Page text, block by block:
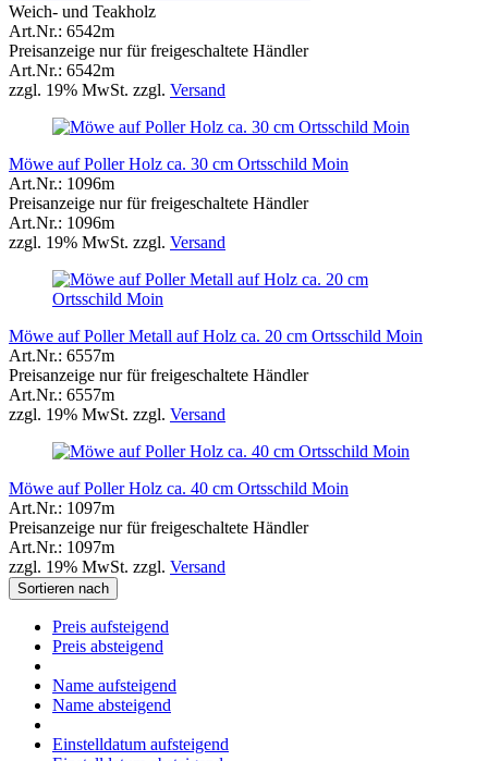
Weich- und Teakholz
Art.Nr.: 6542m
Preisanzeige nur für freigeschaltete Händler
Art.Nr.: 6542m
zzgl. 19% MwSt. zzgl. Versand
Möwe auf Poller Holz ca. 30 cm Ortsschild Moin
Art.Nr.: 1096m
Preisanzeige nur für freigeschaltete Händler
Art.Nr.: 1096m
zzgl. 19% MwSt. zzgl. Versand
Möwe auf Poller Metall auf Holz ca. 20 cm Ortsschild Moin
Art.Nr.: 6557m
Preisanzeige nur für freigeschaltete Händler
Art.Nr.: 6557m
zzgl. 19% MwSt. zzgl. Versand
Möwe auf Poller Holz ca. 40 cm Ortsschild Moin
Art.Nr.: 1097m
Preisanzeige nur für freigeschaltete Händler
Art.Nr.: 1097m
zzgl. 19% MwSt. zzgl. Versand
Sortieren nach
Preis aufsteigend
Preis absteigend
Name aufsteigend
Name absteigend
Einstelldatum aufsteigend